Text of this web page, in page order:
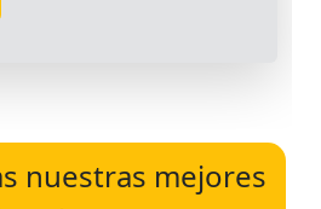
nuestras mejores